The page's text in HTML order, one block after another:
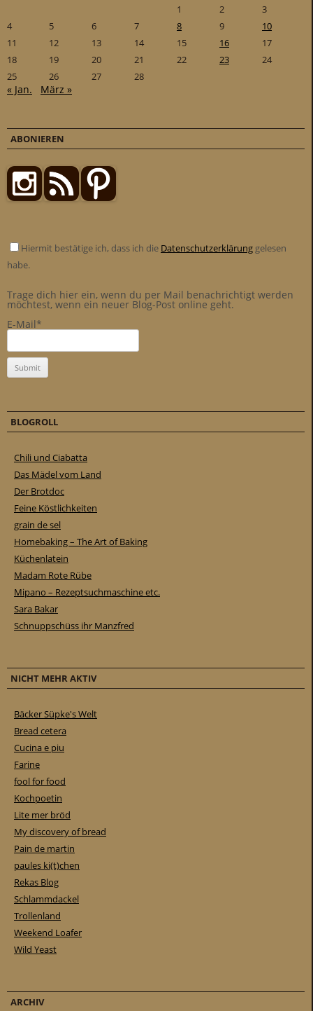
1
2
3
4
5 6 7 8 9
10
11
12 13 14 15 16
17
18
19 20 21 22 23
24
25
26 27 28
« Jan. März »
ABONIEREN
Hiermit bestätige ich, dass ich die Datenschutzerklärung gelesen
habe.
Trage dich hier ein, wenn du per Mail benachrichtigt werden
möchtest, wenn ein neuer Blog-Post online geht.
E-Mail*
BLOGROLL
Chili und Ciabatta
Das Mädel vom Land
Der Brotdoc
Feine Köstlichkeiten
grain de sel
Homebaking – The Art of Baking
Küchenlatein
Madam Rote Rübe
Mipano – Rezeptsuchmaschine etc.
Sara Bakar
Schnuppschüss ihr Manzfred
NICHT MEHR AKTIV
Bäcker Süpke's Welt
Bread cetera
Cucina e piu
Farine
fool for food
Kochpoetin
Lite mer bröd
My discovery of bread
Pain de martin
paules ki(t)chen
Rekas Blog
Schlammdackel
Trollenland
Weekend Loafer
Wild Yeast
ARCHIV